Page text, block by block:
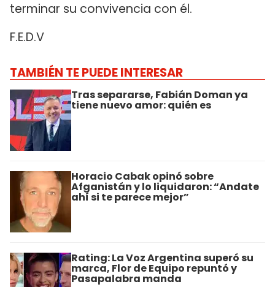
terminar su convivencia con él.
F.E.D.V
TAMBIÉN TE PUEDE INTERESAR
Tras separarse, Fabián Doman ya
tiene nuevo amor: quién es
Horacio Cabak opinó sobre
Afganistán y lo liquidaron: “Andate
ahí si te parece mejor”
Rating: La Voz Argentina superó su
marca, Flor de Equipo repuntó y
Pasapalabra manda